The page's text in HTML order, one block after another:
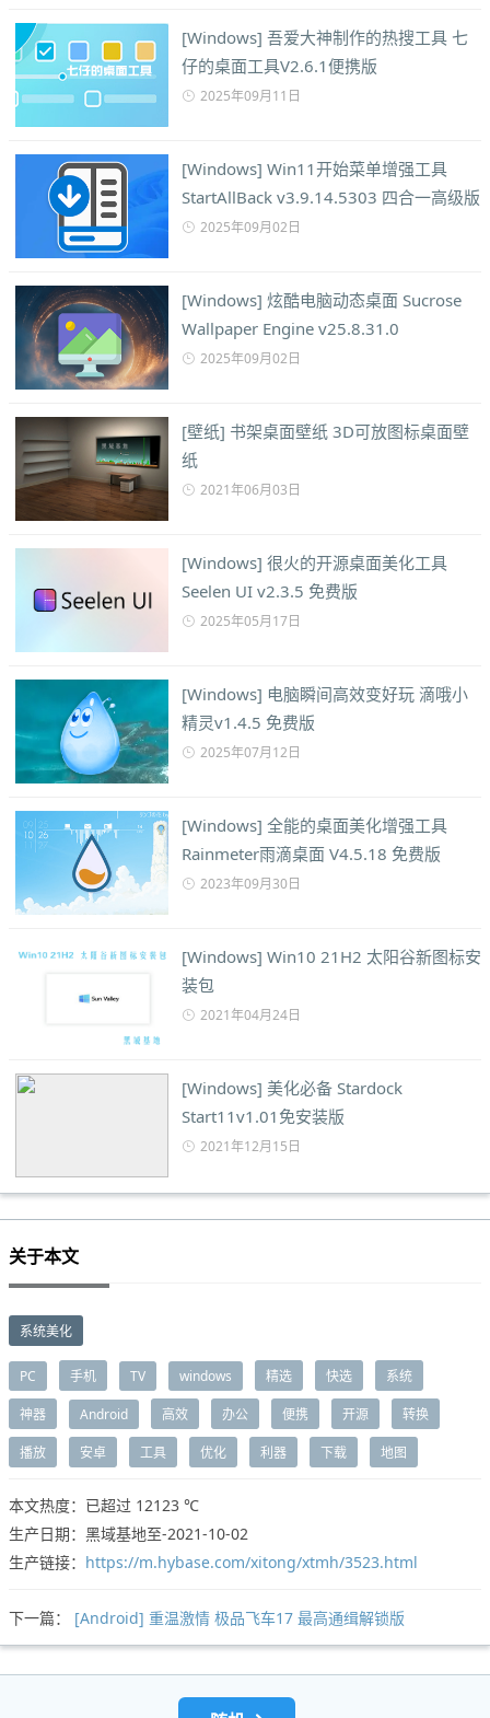
[Windows] 吾爱大神制作的热搜工具 七
仔的桌面工具V2.6.1便携版
2025年09月11日
[Windows] Win11开始菜单增强工具
StartAllBack v3.9.14.5303 四合一高级版
2025年09月02日
[Windows] 炫酷电脑动态桌面 Sucrose
Wallpaper Engine v25.8.31.0
2025年09月02日
[壁纸] 书架桌面壁纸 3D可放图标桌面壁
纸
2021年06月03日
[Windows] 很火的开源桌面美化工具
Seelen UI v2.3.5 免费版
2025年05月17日
[Windows] 电脑瞬间高效变好玩 滴哦小
精灵v1.4.5 免费版
2025年07月12日
[Windows] 全能的桌面美化增强工具
Rainmeter雨滴桌面 V4.5.18 免费版
2023年09月30日
[Windows] Win10 21H2 太阳谷新图标安
装包
2021年04月24日
[Windows] 美化必备 Stardock
Start11v1.01免安装版
2021年12月15日
关于本文
系统美化
PC 手机 TV windows 精选 快选 系统
神器 Android 高效 办公 便携 开源 转换
播放 安卓 工具 优化 利器 下载 地图
本文热度：已超过 12123 ℃
生产日期：黑域基地至-2021-10-02
生产链接： https://m.hybase.com/xitong/xtmh/3523.html
下一篇： [Android] 重温激情 极品飞车17 最高通缉解锁版